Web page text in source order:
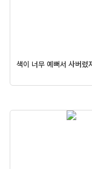
색이 너무 예뻐서 사버렸